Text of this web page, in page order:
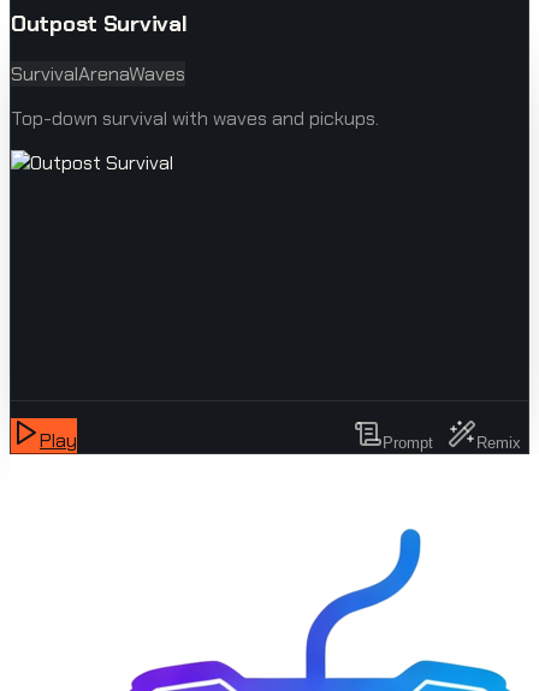
Outpost Survival
SurvivalArenaWaves
Top-down survival with waves and pickups.
Play Prompt Remix